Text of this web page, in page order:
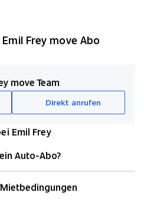
Frey move Abo
move Team
Direkt anrufen
Emil Frey
Auto-Abo?